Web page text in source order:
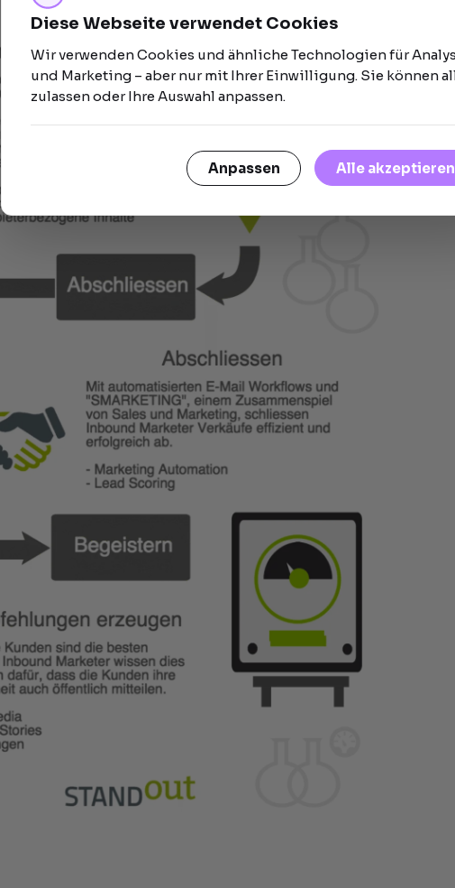
Diese Webseite verwendet Cookies
Wir verwenden Cookies und ähnliche Technologien für
und Marketing – aber nur mit Ihrer Einwilligung. Sie können
zulassen oder Ihre Auswahl anpassen.
Anpassen Alle akzeptieren